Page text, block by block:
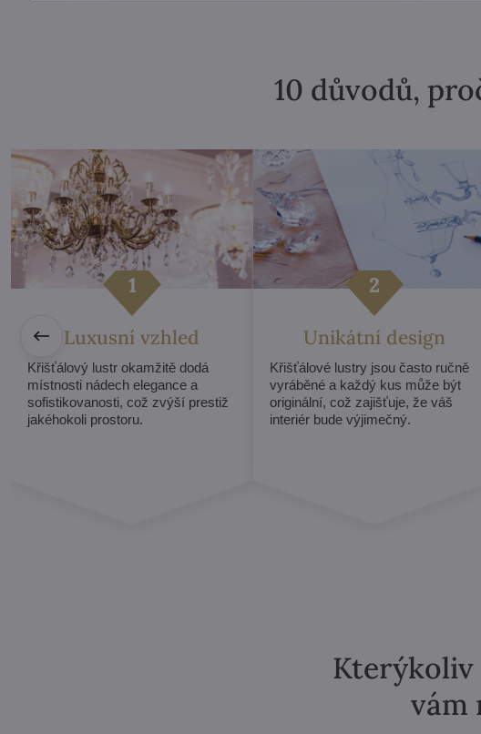
10 důvodů,
Luxusní vzhled
Křišťálový lustr okamžitě dodá
místnosti nádech elegance a
sofistikovanosti, což zvýší prestiž
jakéhokoli prostoru.
Unikátní design
Křišťálové lustry jsou často ručně
vyráběné a každý kus může být
originální, což zajišťuje, že váš
interiér bude výjimečný.
Kterýkoliv
vám